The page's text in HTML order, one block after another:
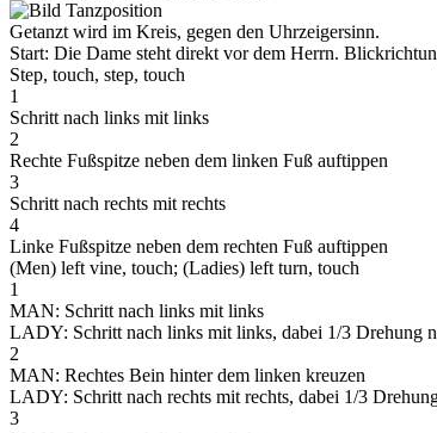
Getanzt wird im Kreis, gegen den Uhrzeigersinn.
Start: Die Dame steht direkt vor dem Herrn.
Step, touch, step, touch
1
Schritt nach links mit links
2
Rechte Fußspitze neben dem linken Fuß auftippen
3
Schritt nach rechts mit rechts
4
Linke Fußspitze neben dem rechten Fuß auftippen
(Men) left vine, touch; (Ladies) left turn, touch
1
MAN: Schritt nach links mit links
LADY: Schritt nach links mit links, dabei 1/3 Drehung
2
MAN: Rechtes Bein hinter dem linken kreuzen
LADY: Schritt nach rechts mit rechts, dabei 1/3
3